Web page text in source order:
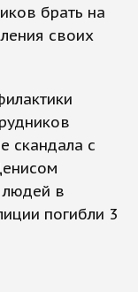
брать на
своих
скандала с
людей в
погибли 3